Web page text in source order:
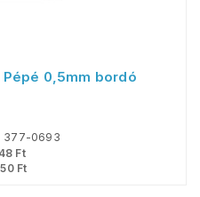
Pépé 0,5mm bordó
377-0693
Ft
Ft